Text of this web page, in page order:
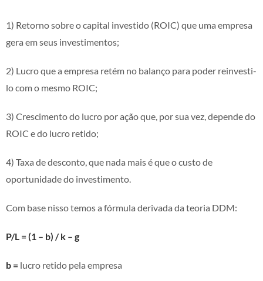
1) Retorno sobre o capital investido (ROIC) que uma empresa
gera em seus investimentos;
2) Lucro que a empresa retém no balanço para poder reinvesti-
lo com o mesmo ROIC;
3) Crescimento do lucro por ação que, por sua vez, depende do
ROIC e do lucro retido;
4) Taxa de desconto, que nada mais é que o custo de
oportunidade do investimento.
Com base nisso temos a fórmula derivada da teoria DDM:
P/L = (1 – b) / k – g
b = lucro retido pela empresa